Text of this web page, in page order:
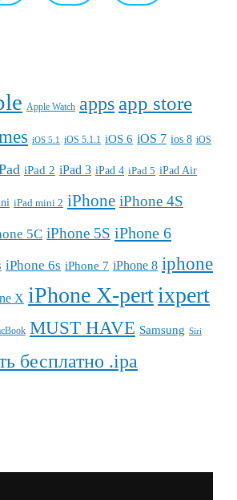
Apple Watch apps app store
iOS 5.1 iOS 5.1.1 iOS 6 iOS 7 ios 8 iOS
iPad 2 iPad 3 iPad 4 iPad 5 iPad Air
iPad mini 2 iPhone iPhone 4S
5C iPhone 5S iPhone 6
iPhone 6s iPhone 7 iPhone 8 iphone
X iPhone X-pertixpert
MUST HAVE Samsung Siri
бесплатно .ipa